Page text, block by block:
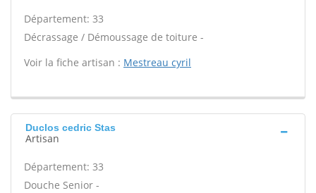
Département: 33
Décrassage / Démoussage de toiture -
Voir la fiche artisan : Mestreau cyril
Duclos cedric Stas
Artisan
Département: 33
Douche Senior -